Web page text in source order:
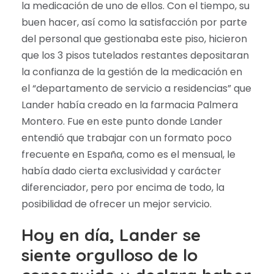
la medicación de uno de ellos. Con el tiempo, su
buen hacer, así como la satisfacción por parte
del personal que gestionaba este piso, hicieron
que los 3 pisos tutelados restantes depositaran
la confianza de la gestión de la medicación en
el “departamento de servicio a residencias” que
Lander había creado en la farmacia Palmera
Montero. Fue en este punto donde Lander
entendió que trabajar con un formato poco
frecuente en España, como es el mensual, le
había dado cierta exclusividad y carácter
diferenciador, pero por encima de todo, la
posibilidad de ofrecer un mejor servicio.
Hoy en día, Lander se
siente orgulloso de lo